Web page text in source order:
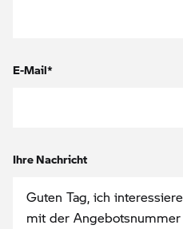
E-Mail*
Ihre Nachricht